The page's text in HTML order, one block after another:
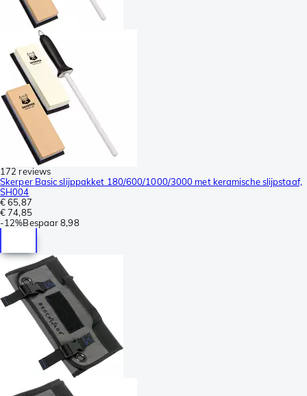
172 reviews
Skerper Basic slijppakket 180/600/1000/3000 met keramische slijpstaaf,
SH004
€ 65,87
€ 74,85
-12%Bespaar 8,98